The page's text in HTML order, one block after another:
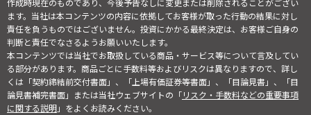
作成時現在のものであり、今後予告なしに変更または削除されることがござい
ます。当社は本コンテンツの内容に依拠してお客様が取った行動の結果に対し
責任を負うものではございません。投資にかかる最終決定は、お客様ご自身の
判断と責任でなさるようお願いいたします。
本コンテンツでは当社でお取扱している商品・サービス等について言及してい
る部分があります。商品ごとに手数料等およびリスクは異なりますので、詳し
くは「契約締結前交付書面」、「上場有価証券等書面」、「目論見書」、「目
論見書補完書面」または当社ウェブサイトの「リスク・手数料などの重要事項
に関する説明」をよくお読みください。